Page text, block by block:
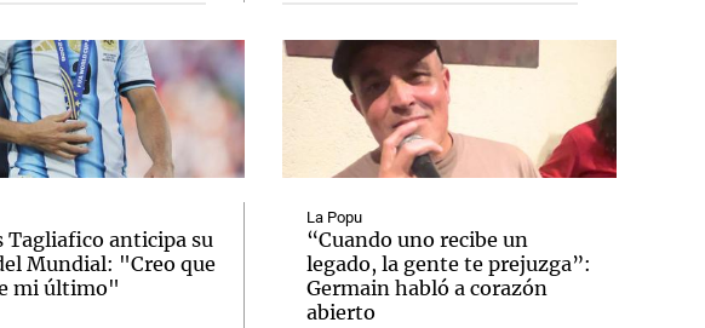
Tagliafico anticipa su
Mundial: "Creo que
mi último"
La Popu
“Cuando uno recibe un
legado, la gente te prejuzga”:
Germain habló a corazón
abierto
Notas